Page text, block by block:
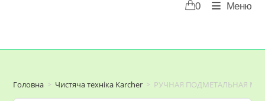
0 Меню
Головна > Чистяча техніка Karcher > РУЧНАЯ ПОДМЕТАЛЬНАЯ